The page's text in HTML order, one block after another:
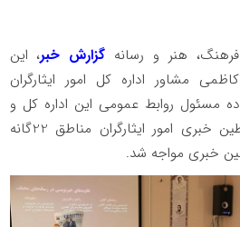
هنر و رسانه گزارش خبر، این
مشاور اداره کل امور ایثارگران
مسئول روابط عمومی این اداره کل و
جمعی از کارشناسان و رابطین خبری امور ایثارگران مناطق 22گانه
خبری مواجه شد.